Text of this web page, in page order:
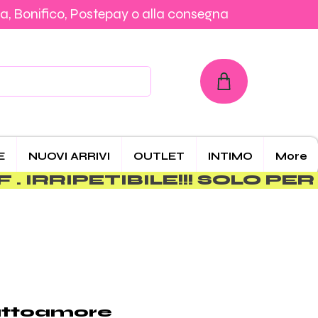
Carta, PayPal, Klarna, Bonifico, Postepay o alla consegna
Bonifico, Postepay o alla consegna
NUOVI ARRIVI OUTLET INTIMO More